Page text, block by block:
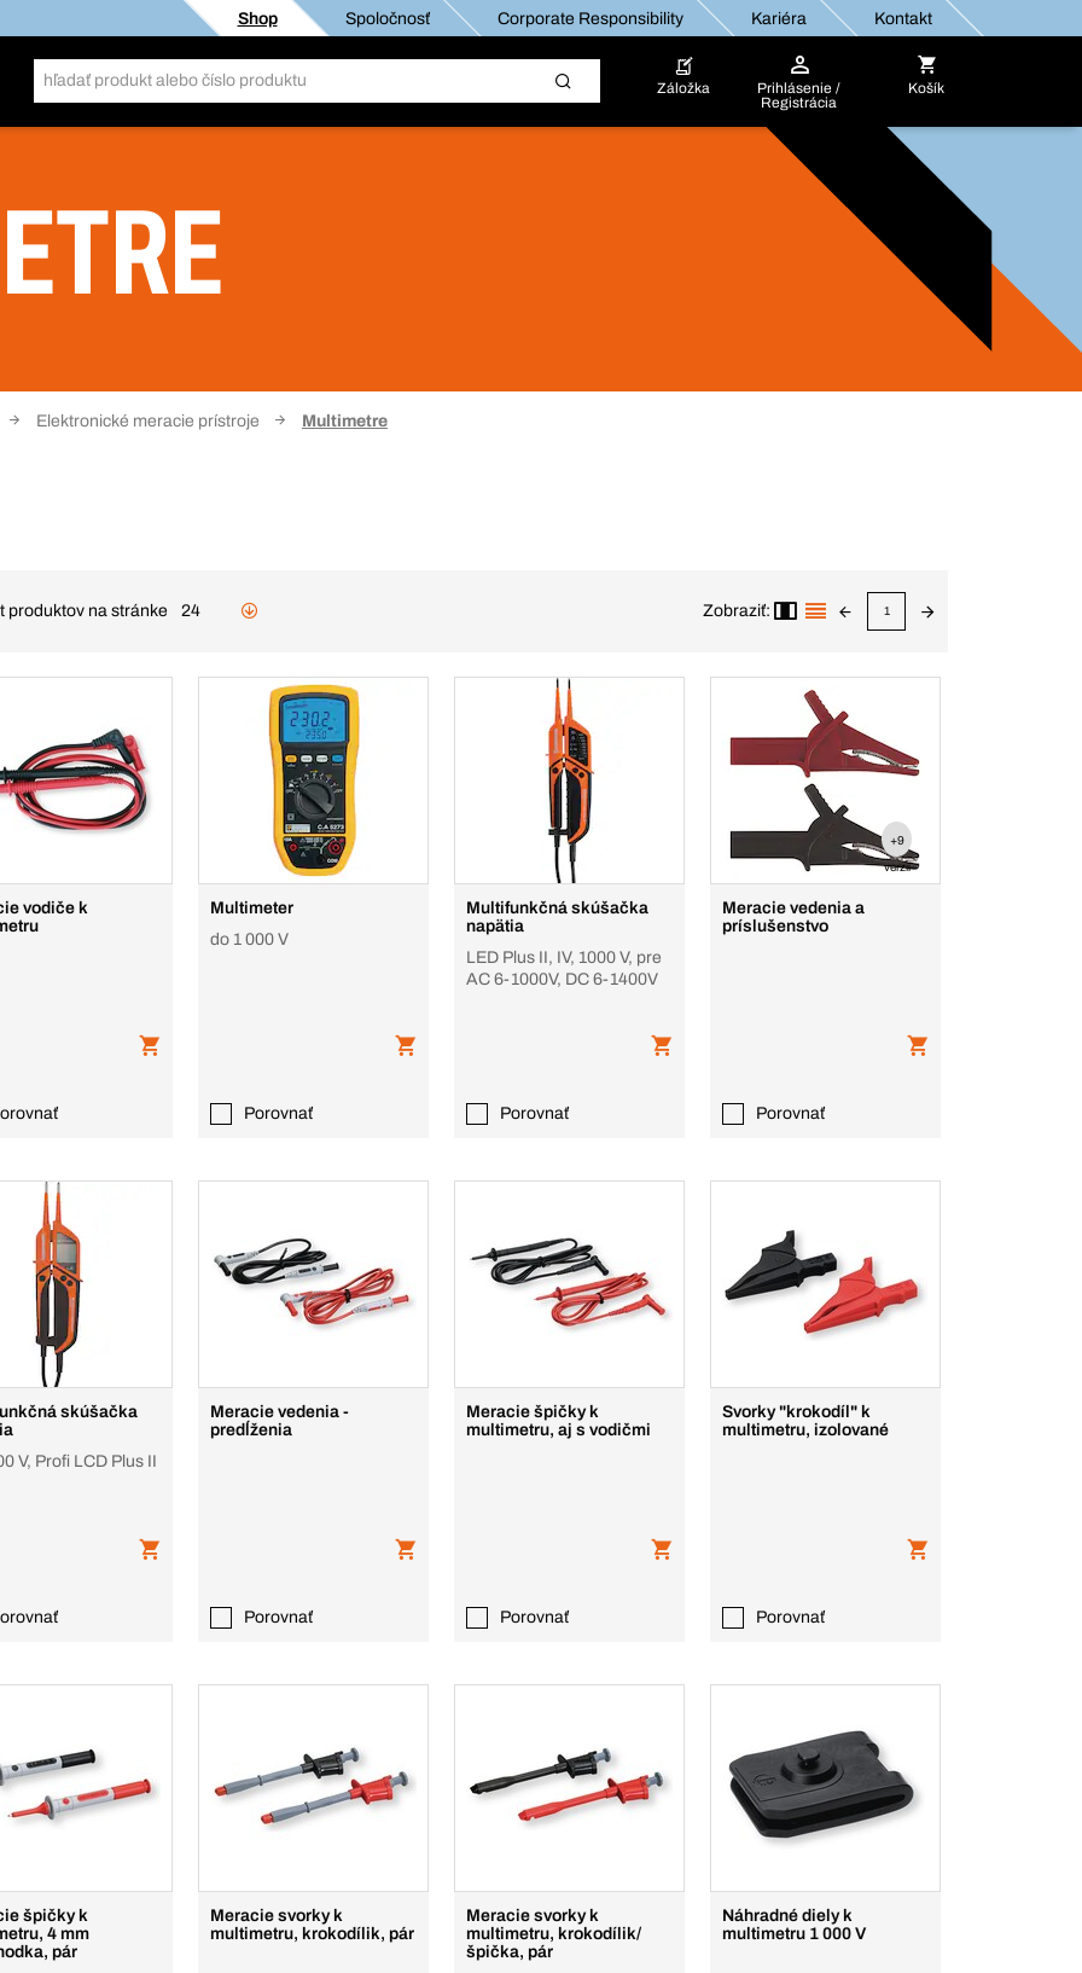
Shop Spoločnosť Corporate Responsibility Kariéra Kontakt
Záložka
Prihlásenie /
Registrácia
Košík
Elektronické meracie prístroje Multimetre
produktov na stránke 24 Zobraziť: 1
vodiče k
Multimeter
do 1 000 V
Porovnať
Multifunkčná skúšačka
napätia
LED Plus II, IV, 1000 V, pre
AC 6-1000V, DC 6-1400V
Porovnať
+9
verzií
Meracie vedenia a
príslušenstvo
Porovnať
skúšačka
V, Profi LCD Plus II
Meracie vedenia -
predĺženia
Porovnať
Meracie špičky k
multimetru, aj s vodičmi
Porovnať
Svorky "krokodíl" k
multimetru, izolované
Porovnať
špičky k
4 mm
pár
Meracie svorky k
multimetru, krokodílik, pár
Meracie svorky k
multimetru, krokodílik/
špička, pár
Náhradné diely k
multimetru 1 000 V